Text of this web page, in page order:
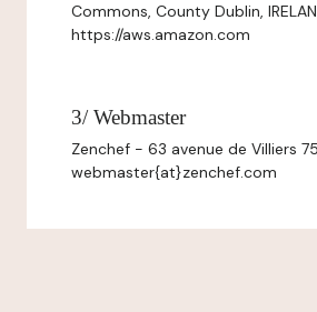
Commons, County Dublin,
https://aws.amazon.com
3/ Webmaster
Zenchef - 63 avenue de Villiers
webmaster{at}zenchef.com